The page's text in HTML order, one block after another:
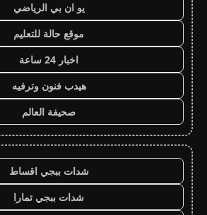
يو ان بي الرياضي
موقع حالة للتعليم
اخبار 24 ساعة
هيدب فنون وترفيه
صحيفة العالم
شدات ببجي اقساط
شدات ببجي تمارا